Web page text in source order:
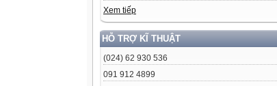
Xem tiếp
HỖ TRỢ KĨ THUẬT
(024) 62 930 536
091 912 4899